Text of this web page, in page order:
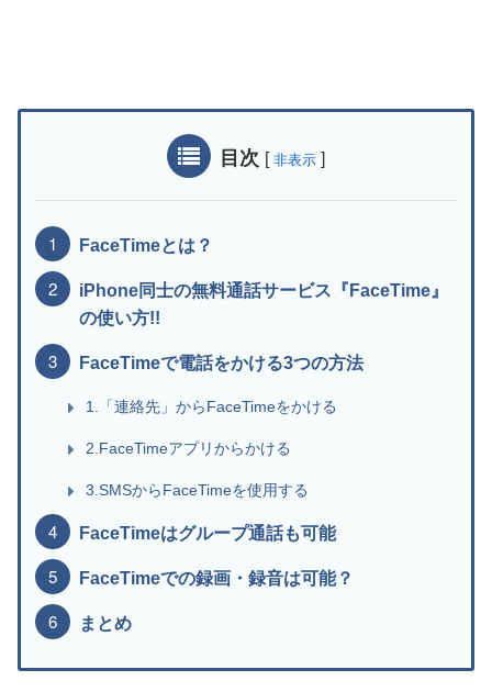
目次 [ 非表示 ]
FaceTimeとは？
iPhone同士の無料通話サービス『FaceTime』
の使い方!!
FaceTimeで電話をかける3つの方法
1.「連絡先」からFaceTimeをかける
2.FaceTimeアプリからかける
3.SMSからFaceTimeを使用する
FaceTimeはグループ通話も可能
FaceTimeでの録画・録音は可能？
まとめ